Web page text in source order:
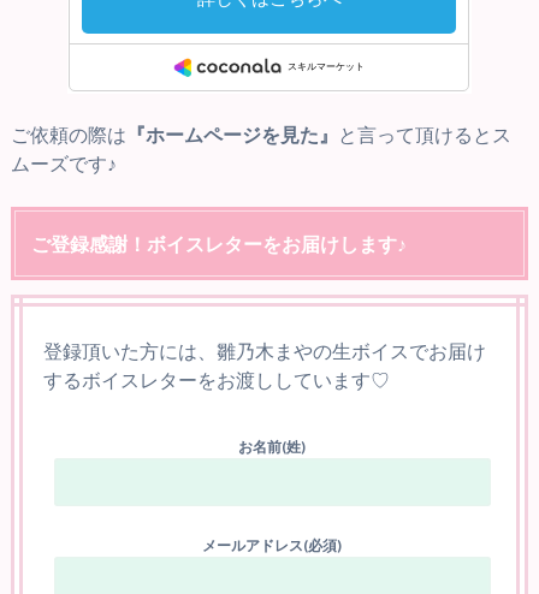
ご依頼の際は 『ホームページを見た』
と言って頂けるとス
ムーズです♪
ご登録感謝！ボイスレターをお届けします♪
登録頂いた方には、雛乃木まやの生ボイスでお届け
するボイスレターをお渡ししています♡
お名前(姓)
メールアドレス(必須)